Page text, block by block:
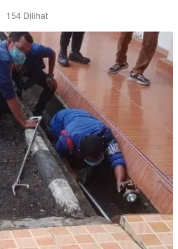
154 Dilihat